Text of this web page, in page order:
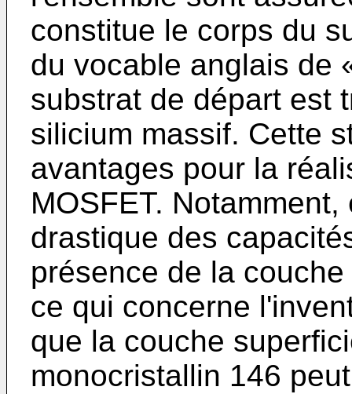
constitue le corps du
du vocable anglais de
substrat de départ est
silicium massif. Cette
avantages pour la
MOSFET.
drastique des
présence de la
ce qui concerne
que la couche
monocristallin 146